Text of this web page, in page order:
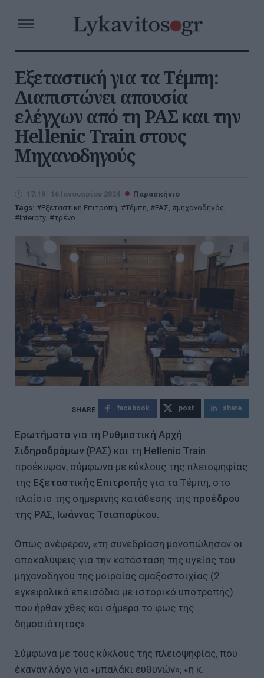
Εξεταστική για τα Τέμπη:
Διαπιστώνει απουσία
ελέγχων από τη ΡΑΣ και την
Hellenic Train στους
Μηχανοδηγούς
17:19 | 16 Ιανουαρίου 2024
Παρασκήνιο
Tags:
Εξεταστική Eπιτροπή, Τέμπη, ΡΑΣ, μηχανοδηγός,
Intercity, τρένο
facebook post share
Ερωτήματα για τη Ρυθμιστική Αρχή
Σιδηροδρόμων (ΡΑΣ) και τη Hellenic Train
προέκυψαν, σύμφωνα με κύκλους της πλειοψηφίας
της Εξεταστικής Επιτροπής για τα Τέμπη, στο
πλαίσιο της σημερινής κατάθεσης της προέδρου
της ΡΑΣ, Ιωάννας Τσιαπαρίκου.
Όπως ανέφεραν, «τη συνεδρίαση μονοπώλησαν οι
αποκαλύψεις για την κατάσταση της υγείας του
μηχανοδηγού της μοιραίας αμαξοστοιχίας (2
εγκεφαλικά επεισόδια με ιστορικό υποτροπής)
που ήρθαν χθες και σήμερα το φως της
δημοσιότητας».
Σύμφωνα με τους κύκλους της πλειοψηφίας, που
έκαναν λόγο για «μπαλάκι ευθυνών», «η κ.